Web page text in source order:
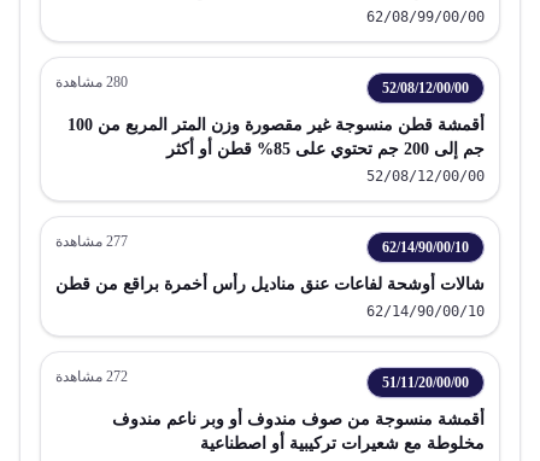
62/08/99/00/00
52/08/12/00/00
280 مشاهدة
أقمشة قطن منسوجة غير مقصورة وزن المتر المربع من 100
جم إلى 200 جم تحتوي على 85% قطن أو أكثر
52/08/12/00/00
62/14/90/00/10
277 مشاهدة
شالات أوشحة لفاعات عنق مناديل رأس أخمرة براقع من قطن
62/14/90/00/10
51/11/20/00/00
272 مشاهدة
أقمشة منسوجة من صوف مندوف أو وبر ناعم مندوف
مخلوطة مع شعيرات تركيبية أو اصطناعية